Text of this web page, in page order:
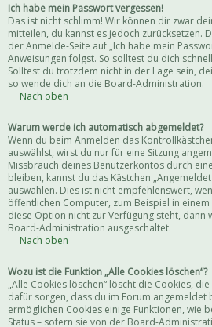
Ich habe mein Passwort vergessen!
Das ist nicht schlimm! Wir können dir zwar
mitteilen, du kannst es jedoch zurücksetzen.
der Anmelde-Seite auf „Ich habe mein
Anweisungen folgst. So solltest du dich
Solltest du trotzdem nicht in der Lage sein,
so wende dich an die Board-Administration.
Nach oben
Warum werde ich automatisch abgemeldet?
Wenn du beim Anmelden das
auswählst, wirst du nur für eine Sitzung
Missbrauch deines Benutzerkontos durch
bleiben, kannst du das Kästchen
auswählen. Dies ist nicht empfehlenswert,
öffentlichen Computer, zum Beispiel in
diese Option nicht zur Verfügung steht, dann
Board-Administration ausgeschaltet.
Nach oben
Wozu ist die Funktion „Alle Cookies löschen“?
„Alle Cookies löschen“ löscht die Cookies,
dafür sorgen, dass du im Forum angemeldet
ermöglichen Cookies einige Funktionen, wie
Status – sofern sie von der Board-